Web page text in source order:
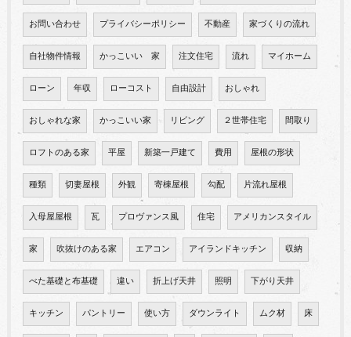
お問い合わせ プライバシーポリシー 不動産 家づくりの流れ
自社物件情報 かっこいい 家 注文住宅 流れ マイホーム
ローン 年収 ローコスト 自由設計 おしゃれ
おしゃれな家 かっこいい家 リビング ２世帯住宅 間取り
ロフトのある家 平屋 新築一戸建て 費用 屋根の形状
種類 切妻屋根 外観 寄棟屋根 勾配 片流れ屋根
入母屋屋根 瓦 プロヴァンス風 住宅 アメリカンスタイル
家 吹抜けのある家 エアコン アイランドキッチン 収納
べた基礎と布基礎 違い 折上げ天井 照明 下がり天井
キッチン パントリー 使い方 ダウンライト ムク材 床